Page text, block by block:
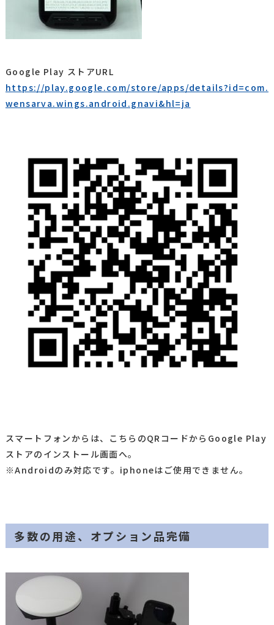
Google Play ストアURL
https://play.google.com/store/apps/details?id=com.
wensarva.wings.android.gnavi&hl=ja
スマートフォンからは、こちらのQRコードからGoogle Play
ストアのインストール画面へ。
※Androidのみ対応です。iphoneはご使用できません。
多数の用途、オプション品完備